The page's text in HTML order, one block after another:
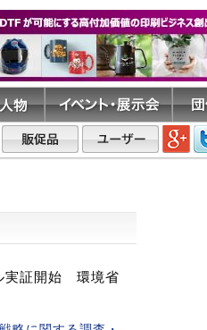
実証開始 環境省